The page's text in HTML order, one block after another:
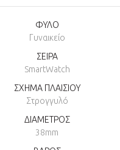
ΦΥΛΟ
Γυναικείο
ΣΕΙΡΑ
SmartWatch
ΣΧΗΜΑ ΠΛΑΙΣΙΟΥ
Στρογγυλό
ΔΙΑΜΕΤΡΟΣ
38mm